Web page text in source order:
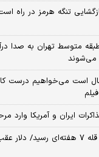
متوسط تهران به صدا
می‌شوند
۴۷ سال است می‌خواهیم
ایران و آمریکا
طلای جهانی به قله ۷ هفته‌ای